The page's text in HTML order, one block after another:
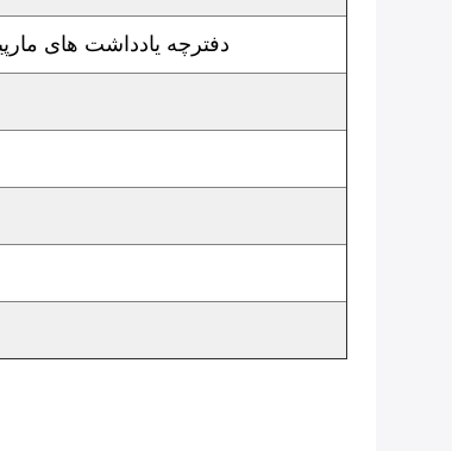
دفترچه یادداشت های